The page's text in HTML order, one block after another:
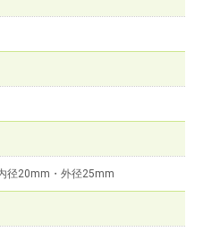
径20mm・外径25mm